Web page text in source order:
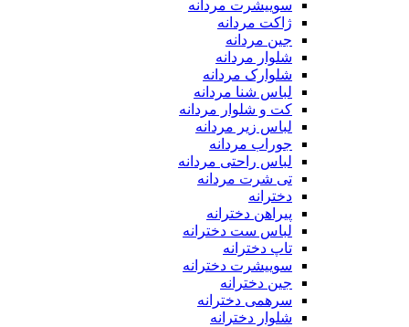
سوییشرت مردانه
ژاکت مردانه
جین مردانه
شلوار مردانه
شلوارک مردانه
لباس شنا مردانه
کت و شلوار مردانه
لباس زیر مردانه
جوراب مردانه
لباس راحتی مردانه
تی شرت مردانه
دخترانه
پیراهن دخترانه
لباس ست دخترانه
تاپ دخترانه
سوییشرت دخترانه
جین دخترانه
سرهمی دخترانه
شلوار دخترانه